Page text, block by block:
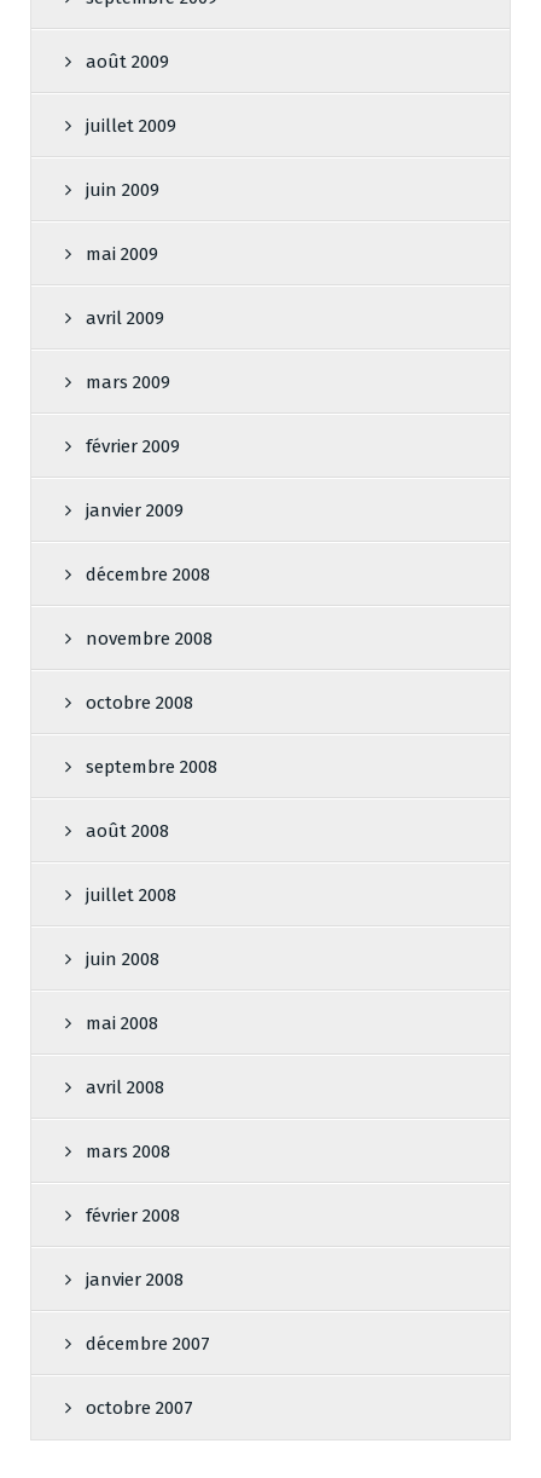
août 2009
juillet 2009
juin 2009
mai 2009
avril 2009
mars 2009
février 2009
janvier 2009
décembre 2008
novembre 2008
octobre 2008
septembre 2008
août 2008
juillet 2008
juin 2008
mai 2008
avril 2008
mars 2008
février 2008
janvier 2008
décembre 2007
octobre 2007